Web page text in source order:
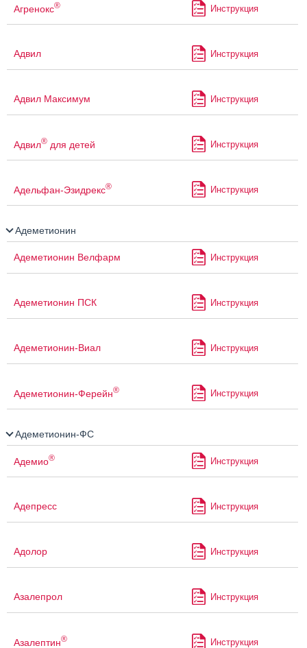
Агренокс® Инструкция
Адвил Инструкция
Адвил Максимум Инструкция
Адвил® для детей Инструкция
Адельфан-Эзидрекс® Инструкция
Адеметионин
Адеметионин Велфарм Инструкция
Адеметионин ПСК Инструкция
Адеметионин-Виал Инструкция
Адеметионин-Ферейн® Инструкция
Адеметионин-ФС
Адемио® Инструкция
Адепресс Инструкция
Адолор Инструкция
Азалепрол Инструкция
Азалептин® Инструкция